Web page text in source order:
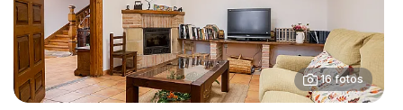
16 fotos